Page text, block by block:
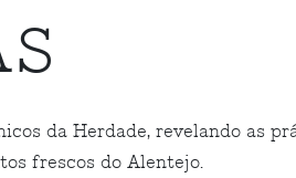
da Herdade, revelando as
frescos do Alentejo.